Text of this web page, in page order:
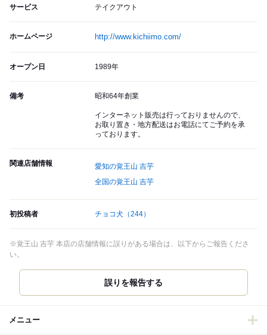
サービス テイクアウト
ホームページ http://www.kichiimo.com/
オープン日 1989年
備考 昭和64年創業
インターネット販売は行っておりませんので、
お取り置き・地方配送はお電話にてご予約を承
っております。
関連店舗情報
愛知の覚王山 吉芋
全国の覚王山 吉芋
初投稿者 チョコ犬 （244）
※覚王山 吉芋 本店の店舗情報に誤りがある場合は、以下からご報告くださ
い。
誤りを報告する
メニュー